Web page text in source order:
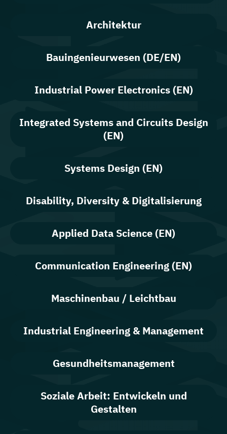
Architektur
Bauingenieurwesen (DE/EN)
Industrial Power Electronics (EN)
Integrated Systems and Circuits Design
(EN)
Systems Design (EN)
Disability, Diversity & Digitalisierung
Applied Data Science (EN)
Communication Engineering (EN)
Maschinenbau / Leichtbau
Industrial Engineering & Management
Gesundheitsmanagement
Soziale Arbeit: Entwickeln und
Gestalten